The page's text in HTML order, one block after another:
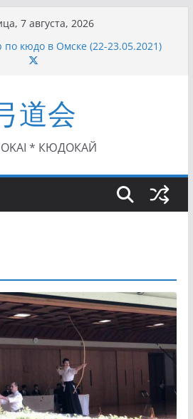
7 августа, 2026
Московской области по Кюдо /
II (27.06.2021)
по кюдо в Омске (22-23.05.2021)
III (01.08.2021)
Посла Японии в России по Кюдо,
道会
* КЮДОКАЙ